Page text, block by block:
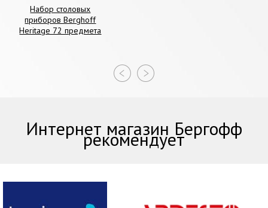
Набор столовых
приборов Berghoff
Heritage 72 предмета
Интернет магазин Бергофф
рекомендует